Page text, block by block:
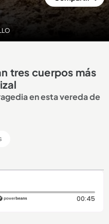
tres cuerpos más
en esta vereda de
0 segundos 00:45